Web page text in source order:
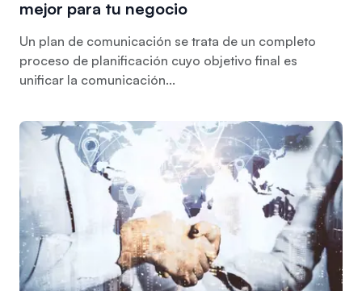
mejor para tu negocio
Un plan de comunicación se trata de un completo
proceso de planificación cuyo objetivo final es
unificar la comunicación...